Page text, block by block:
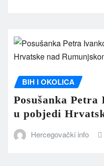
BIH I OKOLICA
Posušanka
u pobjedi
Hercegovački info